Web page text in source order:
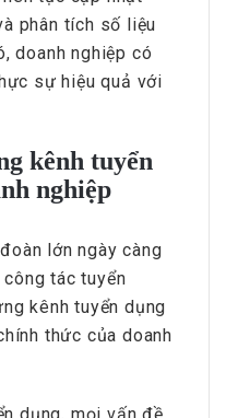
phân tích số liệu
doanh nghiệp có
sự hiệu quả với
kênh tuyển
nghiệp
lớn ngày càng
tác tuyển
kênh tuyển dụng
thức của doanh